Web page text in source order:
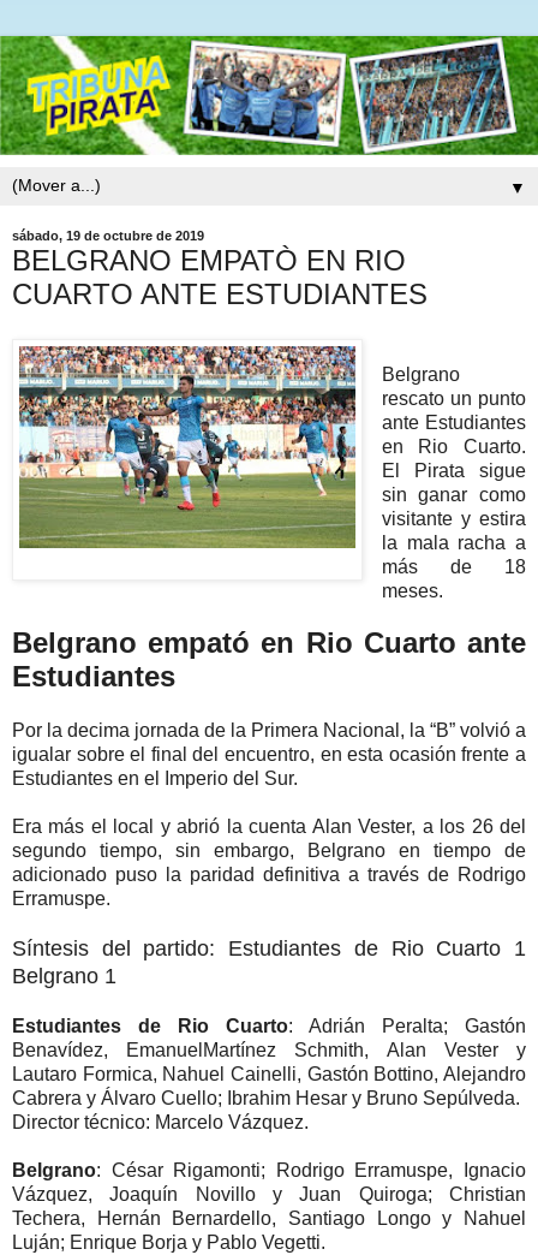
▼
sábado, 19 de octubre de 2019
BELGRANO EMPATÒ EN RIO
CUARTO ANTE ESTUDIANTES
Belgrano
rescato un punto
ante Estudiantes
en Rio Cuarto.
El Pirata sigue
sin ganar como
visitante y estira
la mala racha a
más de 18
meses.
Belgrano empató en Rio Cuarto ante
Estudiantes
Por la decima jornada de la Primera Nacional, la “B” volvió a
igualar sobre el final del encuentro, en esta ocasión frente a
Estudiantes en el Imperio del Sur.
Era más el local y abrió la cuenta Alan Vester, a los 26 del
segundo tiempo, sin embargo, Belgrano en tiempo de
adicionado puso la paridad definitiva a través de Rodrigo
Erramuspe.
Síntesis del partido: Estudiantes de Rio Cuarto 1
Belgrano 1
Estudiantes de Rio Cuarto: Adrián Peralta; Gastón
Benavídez, EmanuelMartínez Schmith, Alan Vester y
Lautaro Formica, Nahuel Cainelli, Gastón Bottino, Alejandro
Cabrera y Álvaro Cuello; Ibrahim Hesar y Bruno Sepúlveda.
Director técnico: Marcelo Vázquez.
Belgrano: César Rigamonti; Rodrigo Erramuspe, Ignacio
Vázquez, Joaquín Novillo y Juan Quiroga; Christian
Techera, Hernán Bernardello, Santiago Longo y Nahuel
Luján; Enrique Borja y Pablo Vegetti.